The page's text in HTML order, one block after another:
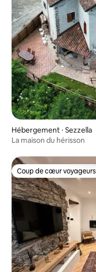
Hébergement ⋅ Sezzella
La maison du hérisson
Coup de cœur voyageurs
Coup de cœur voyageurs